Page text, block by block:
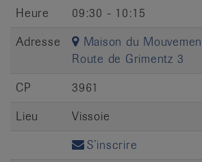
Heure
09:30 - 10:15
Adresse
Maison du
Route de Grimentz 3
CP
3961
Lieu
Vissoie
S’inscrire